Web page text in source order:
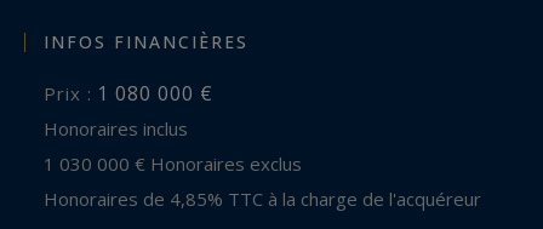
INFOS FINANCIÈRES
Prix : 1 080 000 €
Honoraires inclus
1 030 000 € Honoraires exclus
Honoraires de 4,85% TTC à la charge de l'acquéreur